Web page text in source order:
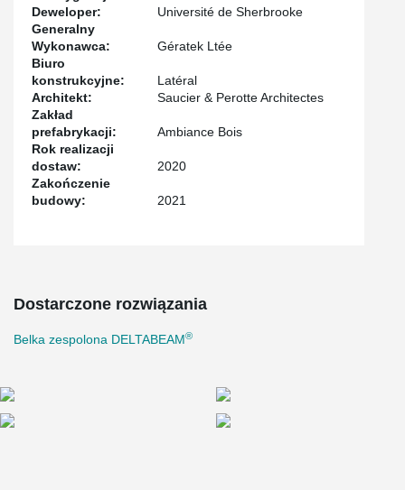
free flow of unique physics innovations. DELTABEAM
the design of curves and spiral staircases to communicate a
sense of openness amongst the researchers.
Project Stakeholders:
Sherbrooke University
Saucier + Perrotte Architects
Latéral Conseil
Gératek Construction
Deweloper:
Université de Sherbrooke
Generalny
Wykonawca:
Gératek Ltée
Biuro
konstrukcyjne:
Latéral
Architekt:
Saucier & Perotte Architectes
Zakład
prefabrykacji:
Ambiance Bois
Rok realizacji
dostaw:
2020
Zakończenie
budowy:
2021
Dostarczone rozwiązania
Belka zespolona DELTABEAM®